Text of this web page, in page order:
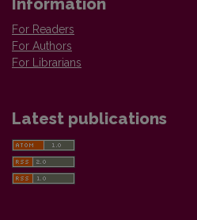
Information
For Readers
For Authors
For Librarians
Latest publications